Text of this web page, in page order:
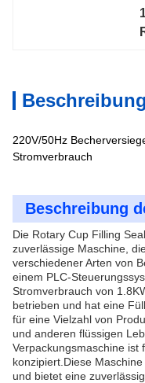
220V/50Hz
Stromverbrauch
Beschreibung
Die Rotary Cup Filling
zuverlässige Maschine,
verschiedener Arten von
einem PLC-
Stromverbrauch von
betrieben und hat eine
für eine Vielzahl von
und anderen flüssigen
Verpackungsmaschine ist
konzipiert.Diese
und bietet eine